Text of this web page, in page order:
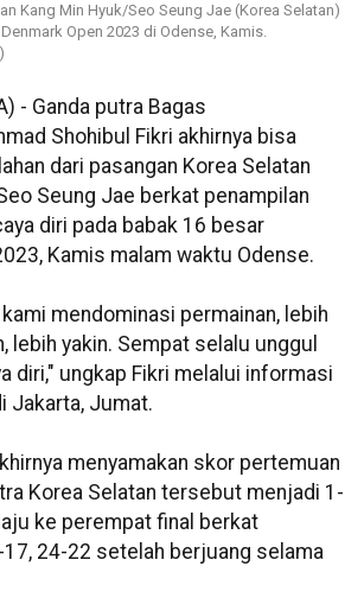
Kang Min Hyuk/Seo Seung Jae (Korea Selatan)
Open 2023 di Odense, Kamis.
- Ganda putra Bagas
Shohibul Fikri akhirnya bisa
dari pasangan Korea Selatan
Seung Jae berkat penampilan
diri pada babak 16 besar
Kamis malam waktu Odense.
mendominasi permainan, lebih
lebih yakin. Sempat selalu unggul
diri," ungkap Fikri melalui informasi
Jakarta, Jumat.
menyamakan skor pertemuan
Korea Selatan tersebut menjadi 1-
ke perempat final berkat
17, 24-22 setelah berjuang selama